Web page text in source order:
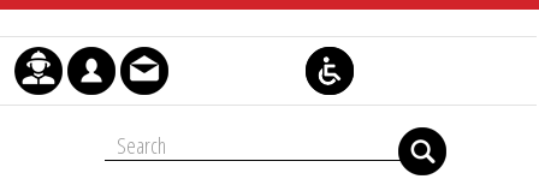
Skip to Content